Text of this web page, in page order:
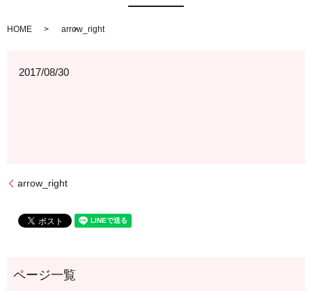
HOME arrow_right
2017/08/30
arrow_right